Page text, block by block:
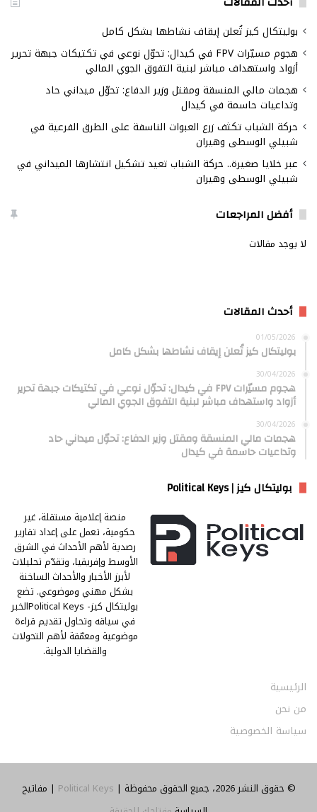
بوليتكال كيز تُعلن إيقاف نشاطها بشكل كامل
هجوم مسيّرات FPV في كيدال: تحوّل نوعي في تكتيكات جبهة تحرير
أزواد واستهداف مباشر لبنية التفوق الجوي المالي
هجمات مالي المنسقة ومقتل وزير الدفاع: تحوّل ميداني حاد
وتداعيات حاسمة في كيدال
حركة الشباب تكثف زرع العبوات الناسفة على الطرق الفرعية في
شبيلي الوسطى وهيران
عبر خلايا صغيرة.. حركة الشباب تعيد تشكيل انتشارها الميداني في
شبيلي الوسطى وهيران
أفضل المراجعات
لا يوجد مقالات
أحدث المقالات
01/05/2026
بوليتكال كيز تُعلن إيقاف نشاطها بشكل كامل
30/04/2026
هجوم مسيّرات FPV في كيدال: تحوّل نوعي في تكتيكات جبهة تحرير
أزواد واستهداف مباشر لبنية التفوق الجوي المالي
30/04/2026
هجمات مالي المنسقة ومقتل وزير الدفاع: تحوّل ميداني حاد
وتداعيات حاسمة في كيدال
بوليتكال كيز | Political Keys
منصة إعلامية مستقلة، غير
حكومية، تعمل على إعداد تقارير
رصدية لأهم الأحداث في الشرق
الأوسط وإفريقيا، وتقدّم تحليلات
لأبرز الأخبار والأحداث الساخنة
بشكل مهني وموضوعي. تضع
بوليتكال كيز- Political Keysالخبر
في سياقه وتحاول تقديم قراءة
موضوعية ومعمّقة لأهم التحولات
والقضايا الدولية.
الرئيسية
من نحن
سياسة الخصوصية
© حقوق النشر 2026، جميع الحقوق محفوظة | Political Keys | مفاتيح